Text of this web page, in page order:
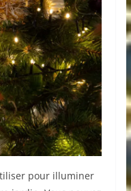
pour illuminer